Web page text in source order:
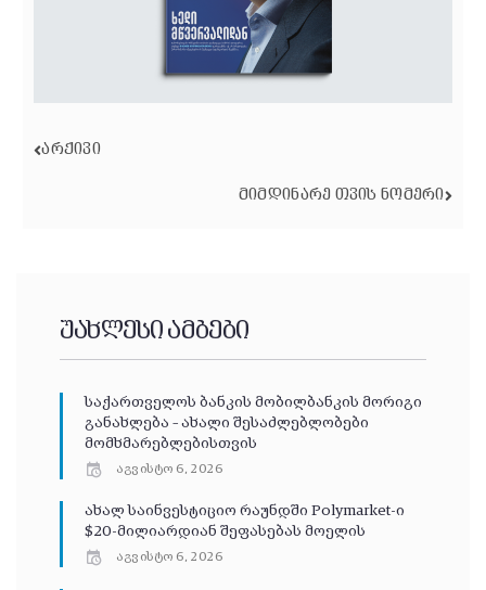
ᲐᲠᲥᲘᲕᲘ
ᲛᲘᲛᲓᲘᲜᲐᲠᲔ ᲗᲕᲘᲡ ᲜᲝᲛᲔᲠᲘ
უახლესი ამბები
საქართველოს ბანკის მობილბანკის მორიგი
განახლება – ახალი შესაძლებლობები
მომხმარებლებისთვის
აგვისტო 6, 2026
ახალ საინვესტიციო რაუნდში Polymarket-ი
$20-მილიარდიან შეფასებას მოელის
აგვისტო 6, 2026